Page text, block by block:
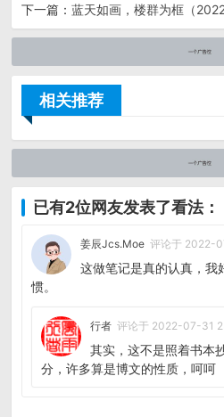
下一篇：蓝天如画，楼群为框（
相关推荐
已有2位网友发表了看法：
姜辰Jcs.Moe 评论于 2022-
这做笔记是真的认真，我
惯。
行者 评论于 2022-07-31
其实，这不是照着书本
分，许多算是博文的性质，呵呵